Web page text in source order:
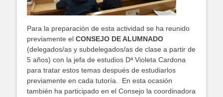
Para la preparación de esta actividad se ha reunido
previamente el CONSEJO DE ALUMNADO
(delegados/as y subdelegados/as de clase a partir de
5 años) con la jefa de estudios Dª Violeta Cardona
para tratar estos temas después de estudiarlos
previamente en cada tutoría. En esta ocasión
también ha participado en el Consejo la coordinadora